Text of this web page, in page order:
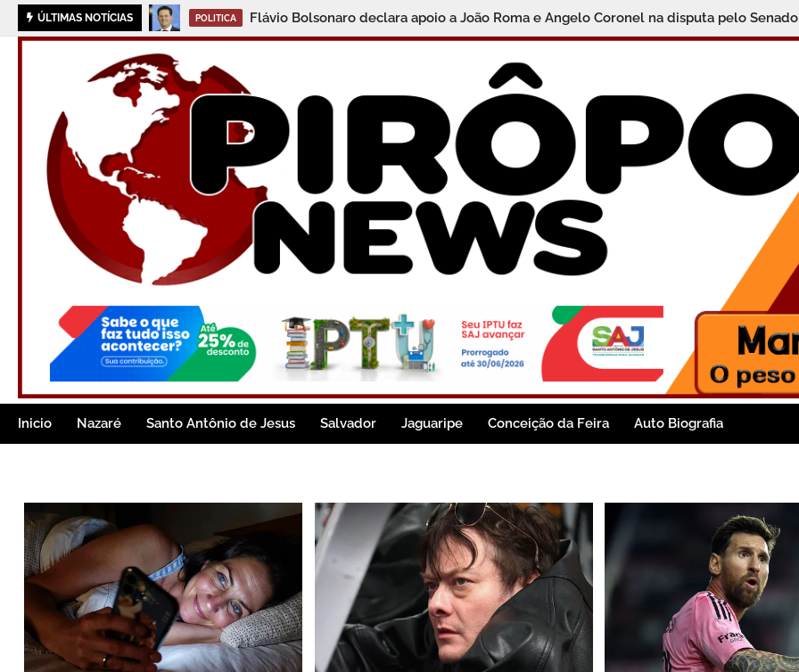
ÚLTIMAS NOTÍCIAS POLITICA Flávio Bolsonaro declara apoio a João Roma e Angelo Coronel na disputa pelo
Inicio Nazaré Santo Antônio de Jesus Salvador Jaguaripe Conceição da Feira Auto Biografia